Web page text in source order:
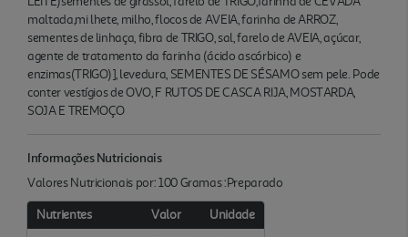
maltada,mi lhete, milho, flocos de AVEIA, farinha de ARROZ,
sementes de linhaça, fibra de TRIGO, sal, farelo de AVEIA, açúcar,
agente de tratamento da farinha (ácido ascórbico) e
enzimas(TRIGO)], levedura, SEMENTES DE SÉSAMO sem pele. Pode
conter vestígios de OVO, F RUTOS DE CASCA RIJA, MOSTARDA,
SOJA E TREMOÇO
Informações Nutricionais
Valores Nutricionais por: 100 Gramas :Preparado
Nutrientes Valor
Unidade